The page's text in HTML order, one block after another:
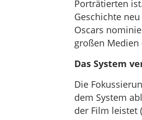
Porträtierten
Geschichte
Oscars
großen Medien
Das System
Die
dem System
der Film leistet